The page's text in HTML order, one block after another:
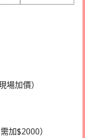
場加價）
加$2000）